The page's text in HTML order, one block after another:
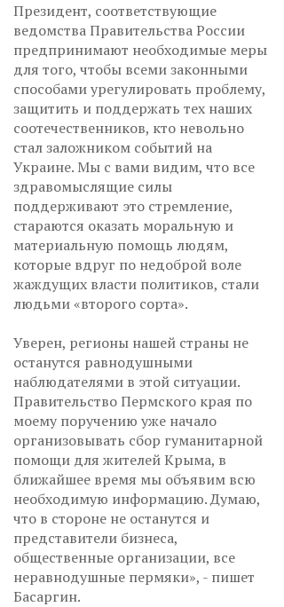
Президент, соответствующие
ведомства Правительства России
предпринимают необходимые меры
для того, чтобы всеми законными
способами урегулировать проблему,
защитить и поддержать тех наших
соотечественников, кто невольно
стал заложником событий на
Украине. Мы с вами видим, что все
здравомыслящие силы
поддерживают это стремление,
стараются оказать моральную и
материальную помощь людям,
которые вдруг по недоброй воле
жаждущих власти политиков, стали
людьми «второго сорта».
Уверен, регионы нашей страны не
останутся равнодушными
наблюдателями в этой ситуации.
Правительство Пермского края по
моему поручению уже начало
организовывать сбор гуманитарной
помощи для жителей Крыма, в
ближайшее время мы объявим всю
необходимую информацию. Думаю,
что в стороне не останутся и
представители бизнеса,
общественные организации, все
неравнодушные пермяки», - пишет
Басаргин.